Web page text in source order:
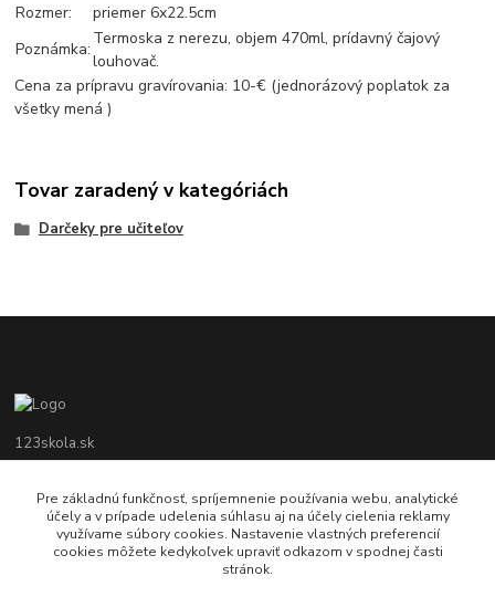
Rozmer:
priemer 6x22.5cm
Poznámka:
Termoska z nerezu, objem 470ml, prídavný čajový
louhovač.
Cena za prípravu gravírovania: 10-€ (jednorázový poplatok za
všetky mená )
Tovar zaradený v kategóriách
Darčeky pre učiteľov
123skola.sk
0905 990 696
jan@123obec.sk
Pre základnú funkčnosť, spríjemnenie používania webu, analytické
účely a v prípade udelenia súhlasu aj na účely cielenia reklamy
využívame súbory cookies. Nastavenie vlastných preferencií
cookies môžete kedykoľvek upraviť odkazom v spodnej časti
stránok.